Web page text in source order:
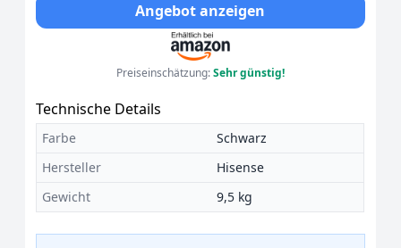
Angebot anzeigen
Preiseinschätzung:Sehr günstig!
Technische Details
Farbe
Schwarz
Hersteller
Hisense
Gewicht
9,5 kg